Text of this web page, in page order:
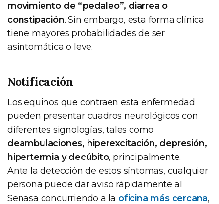
movimiento de “pedaleo”, diarrea o
constipación. Sin embargo, esta forma clínica
tiene mayores probabilidades de ser
asintomática o leve.
Notificación
Los equinos que contraen esta enfermedad
pueden presentar cuadros neurológicos con
diferentes signologías, tales como
deambulaciones, hiperexcitación, depresión,
hipertermia y decúbito, principalmente.
Ante la detección de estos síntomas, cualquier
persona puede dar aviso rápidamente al
Senasa concurriendo a la oficina más cercana,